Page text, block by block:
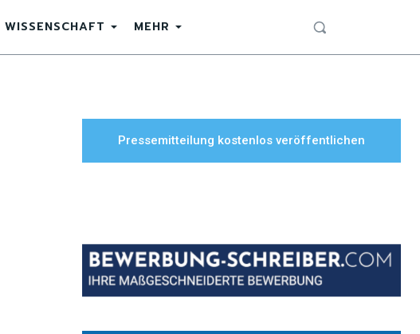
WISSENSCHAFT MEHR
Pressemitteilung kostenlos veröffentlichen